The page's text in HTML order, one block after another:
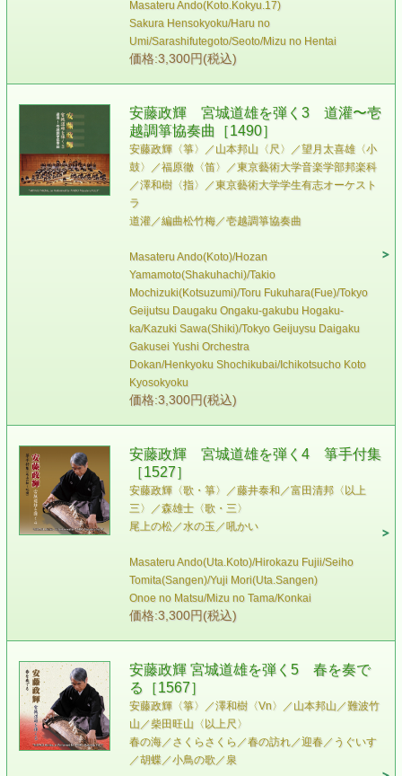
Masateru Ando(Koto.Kokyu.17)
Sakura Hensokyoku/Haru no
Umi/Sarashifutegoto/Seoto/Mizu no Hentai
価格:3,300円(税込)
安藤政輝 宮城道雄を弾く3 道灌〜壱
越調箏協奏曲［1490］
安藤政輝〈箏〉／山本邦山〈尺〉／望月太喜雄〈小
鼓〉／福原徹〈笛〉／東京藝術大学音楽学部邦楽科
／澤和樹〈指〉／東京藝術大学学生有志オーケスト
ラ
道灌／編曲松竹梅／壱越調箏協奏曲
Masateru Ando(Koto)/Hozan
Yamamoto(Shakuhachi)/Takio
Mochizuki(Kotsuzumi)/Toru Fukuhara(Fue)/Tokyo
Geijutsu Daugaku Ongaku-gakubu Hogaku-
ka/Kazuki Sawa(Shiki)/Tokyo Geijuysu Daigaku
Gakusei Yushi Orchestra
Dokan/Henkyoku Shochikubai/Ichikotsucho Koto
Kyosokyoku
価格:3,300円(税込)
安藤政輝 宮城道雄を弾く4 箏手付集
［1527］
安藤政輝〈歌・箏〉／藤井泰和／富田清邦〈以上
三〉／森雄士〈歌・三〉
尾上の松／水の玉／吼かい
Masateru Ando(Uta.Koto)/Hirokazu Fujii/Seiho
Tomita(Sangen)/Yuji Mori(Uta.Sangen)
Onoe no Matsu/Mizu no Tama/Konkai
価格:3,300円(税込)
安藤政輝 宮城道雄を弾く5 春を奏で
る［1567］
安藤政輝〈箏〉／澤和樹〈Vn〉／山本邦山／難波竹
山／柴田旺山〈以上尺〉
春の海／さくらさくら／春の訪れ／迎春／うぐいす
／胡蝶／小鳥の歌／泉